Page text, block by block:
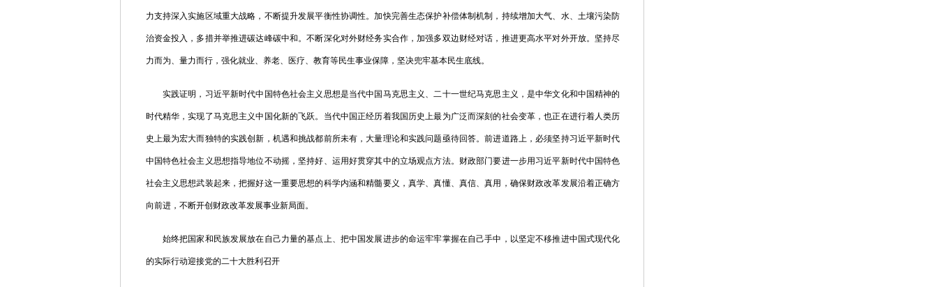
2023年财政部召开财会监督和预算执行监督专项行动动
关于对2022年固定资产投资稳定增长、中央预算内投资
执…
力支持深入实施区域重大战略，不断提升发展平衡性协调性。加快完善生态保护补偿体制机制，持续增加大气、水、土壤污染防
治资金投入，多措并举推进碳达峰碳中和。不断深化对外财经务实合作，加强多双边财经对话，推进更高水平对外开放。坚持尽
力而为、量力而行，强化就业、养老、医疗、教育等民生事业保障，坚决兜牢基本民生底线。
实践证明，习近平新时代中国特色社会主义思想是当代中国马克思主义、二十一世纪马克思主义，是中华文化和中国精神的
时代精华，实现了马克思主义中国化新的飞跃。当代中国正经历着我国历史上最为广泛而深刻的社会变革，也正在进行着人类历
史上最为宏大而独特的实践创新，机遇和挑战都前所未有，大量理论和实践问题亟待回答。前进道路上，必须坚持习近平新时代
中国特色社会主义思想指导地位不动摇，坚持好、运用好贯穿其中的立场观点方法。财政部门要进一步用习近平新时代中国特色
社会主义思想武装起来，把握好这一重要思想的科学内涵和精髓要义，真学、真懂、真信、真用，确保财政改革发展沿着正确方
向前进，不断开创财政改革发展事业新局面。
始终把国家和民族发展放在自己力量的基点上、把中国发展进步的命运牢牢掌握在自己手中，以坚定不移推进中国式现代化
的实际行动迎接党的二十大胜利召开